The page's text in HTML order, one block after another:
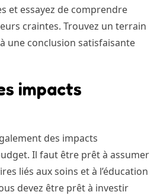
et essayez de comprendre
craintes. Trouvez un terrain
une conclusion satisfaisante
impacts
des impacts
Il faut être prêt à assumer
liés aux soins et à l’éducation
devez être prêt à investir